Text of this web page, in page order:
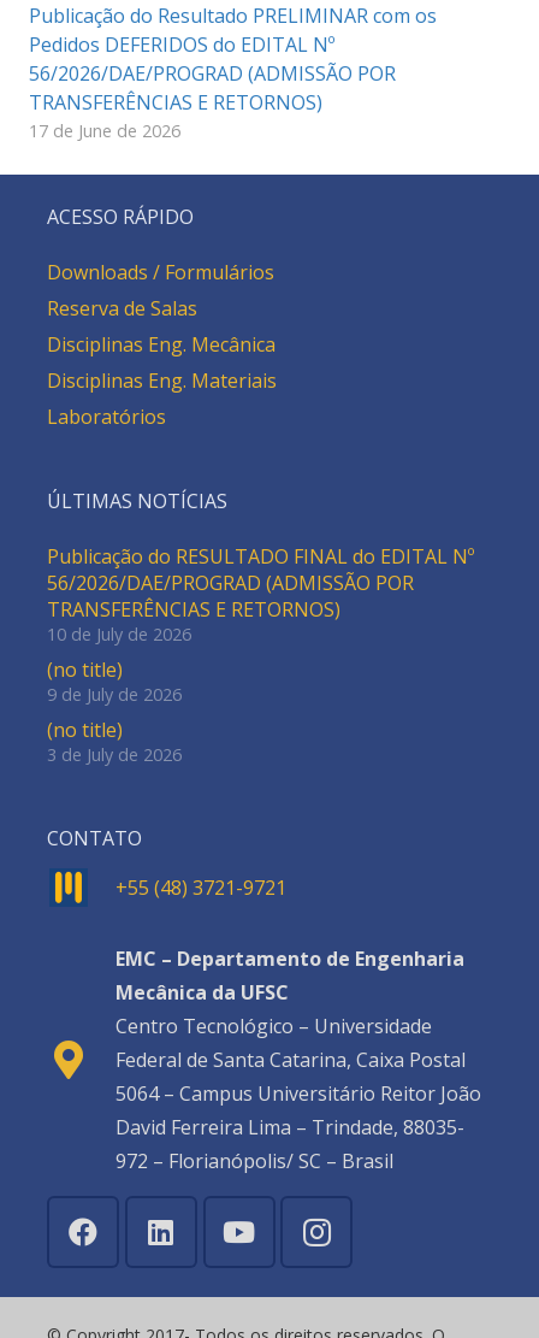
Publicação do Resultado PRELIMINAR com os
Pedidos DEFERIDOS do EDITAL Nº
56/2026/DAE/PROGRAD (ADMISSÃO POR
TRANSFERÊNCIAS E RETORNOS)
17 de June de 2026
ACESSO RÁPIDO
Downloads / Formulários
Reserva de Salas
Disciplinas Eng. Mecânica
Disciplinas Eng. Materiais
Laboratórios
ÚLTIMAS NOTÍCIAS
Publicação do RESULTADO FINAL do EDITAL Nº
56/2026/DAE/PROGRAD (ADMISSÃO POR
TRANSFERÊNCIAS E RETORNOS)
10 de July de 2026
(no title)
9 de July de 2026
(no title)
3 de July de 2026
CONTATO
+55 (48) 3721-9721
EMC – Departamento de Engenharia
Mecânica da UFSC
Centro Tecnológico – Universidade
Federal de Santa Catarina, Caixa Postal
5064 – Campus Universitário Reitor João
David Ferreira Lima – Trindade, 88035-
972 – Florianópolis/ SC – Brasil